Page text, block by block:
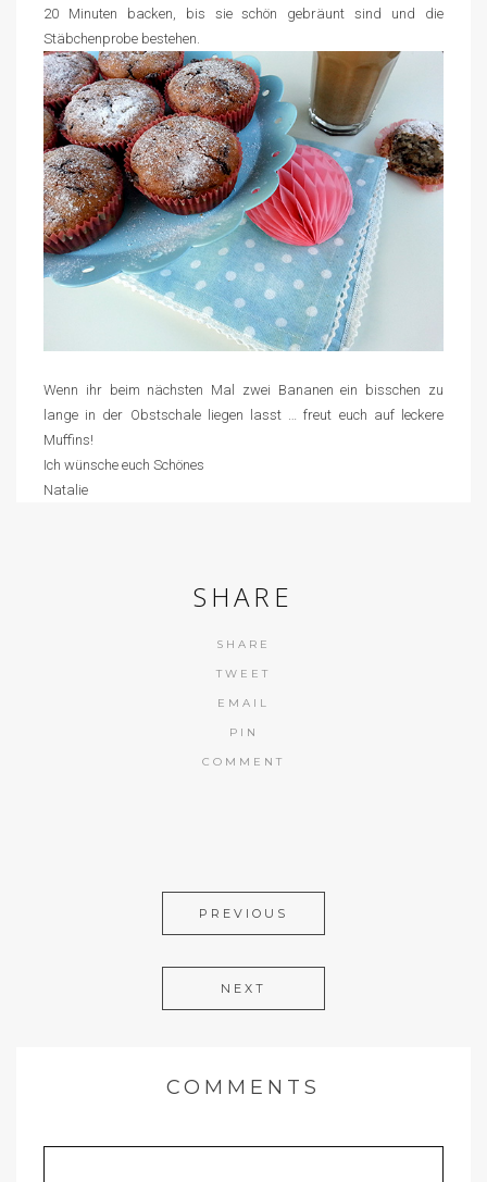
20 Minuten backen, bis sie schön gebräunt sind und die
Stäbchenprobe bestehen.
Wenn ihr beim nächsten Mal zwei Bananen ein bisschen zu
lange in der Obstschale liegen lasst … freut euch auf leckere
Muffins!
Ich wünsche euch Schönes
Natalie
SHARE
SHARE
TWEET
EMAIL
PIN
COMMENT
PREVIOUS
NEXT
COMMENTS